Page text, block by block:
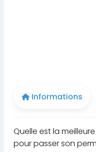
Informations
Quelle est la
pour passer son